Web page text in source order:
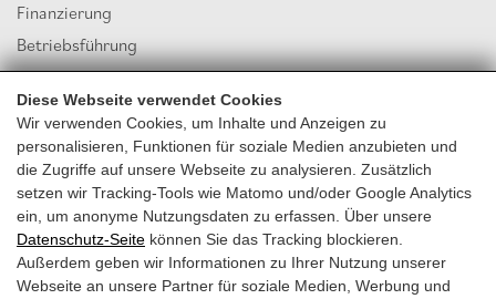
Diese Webseite verwendet Cookies
Wir verwenden Cookies, um Inhalte und Anzeigen zu
personalisieren, Funktionen für soziale Medien anzubieten und
die Zugriffe auf unsere Webseite zu analysieren. Zusätzlich
setzen wir Tracking-Tools wie Matomo und/oder Google Analytics
ein, um anonyme Nutzungsdaten zu erfassen. Über unsere
Datenschutz-Seite können Sie das Tracking blockieren.
Außerdem geben wir Informationen zu Ihrer Nutzung unserer
Webseite an unsere Partner für soziale Medien, Werbung und
Finanzierung
Betriebsführung
Energiegemeinschaft
Versicherung
Contracting
Potentialanalyse
Webinare